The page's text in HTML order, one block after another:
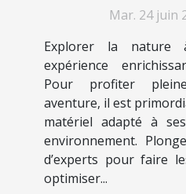
Mar. 24 juin
Explorer la
expérience
Pour profiter
aventure, il est
matériel adapté à
environnement.
d’experts pour faire
optimiser...